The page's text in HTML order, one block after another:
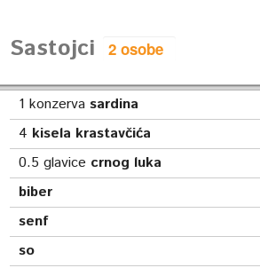
Sastojci
1 konzervasardina
4 kisela krastavčića
0.5 glavice crnog luka
biber
senf
so